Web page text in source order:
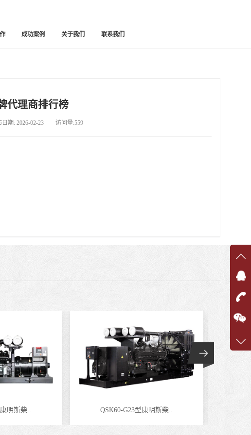
成功案例 关于我们 联系我们
代理商排行榜
期: 2026-02-23 访问量:559
明斯柴.. QSK60-G23型康明斯柴..
在线
在
咨询
客服